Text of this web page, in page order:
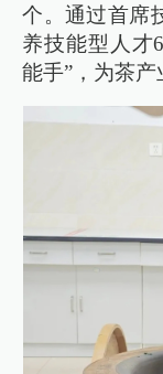
个。通过首席
养技能型人才
能手”，为茶产